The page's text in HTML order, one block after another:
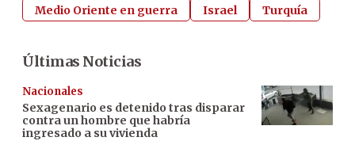
Medio Oriente en guerra Israel Turquía
Últimas Noticias
Nacionales
Sexagenario es detenido tras disparar
contra un hombre que habría
ingresado a su vivienda